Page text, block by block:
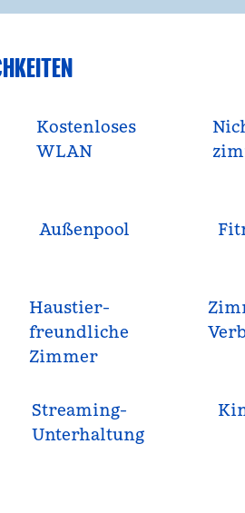
Kostenloses
WLAN
Außenpool
Haustier­
freundliche
Zimmer
Streaming-
Unterhaltung